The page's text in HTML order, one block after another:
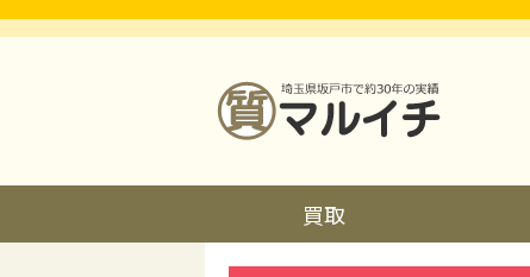
買取